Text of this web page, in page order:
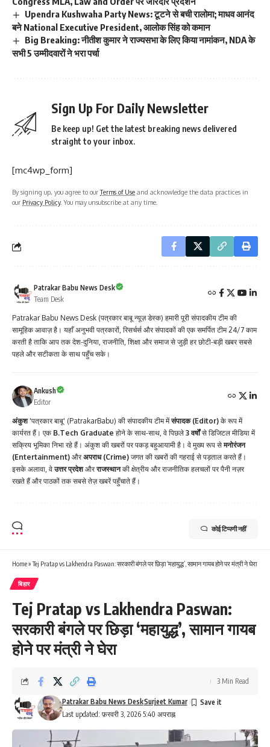
Upendra Kushwaha Party News: टूटने से बची रालोमा; माधव आनंद
बने National Executive President, आलोक सिंह को कमान
Big Breaking: नीतीश कुमार ने राज्यसभा के लिए किया नामांकन, NDA के
सभी 5 उम्मीदवारों ने भरा पर्चा
Sign Up For Daily Newsletter
Be keep up! Get the latest breaking news delivered
straight to your inbox.
[mc4wp_form]
By signing up, you agree to ourTerms of Use and acknowledge the data practices in
our Privacy Policy. You may unsubscribe at any time.
Patrakar Babu News Desk
Team Desk
Patrakar Babu News Desk (पत्रकार बाबू न्यूज़ डेस्क) हमारी पूरी संपादकीय टीम की
सामूहिक आवाज़ है। यहाँ अनुभवी पत्रकारों, रिसर्चर्स और संपादकों की एक समर्पित टीम 24/7 काम
करती है ताकि आप तक देश-दुनिया, राजनीति, शिक्षा और समाज से जुड़ी हर छोटी-बड़ी खबर सबसे
पहले और सटीकता के साथ पहुँच सके।
Ankush
Editor
अंकुश'पत्रकार बाबू' (PatrakarBabu) की संपादकीय टीम मेंसंपादक (Editor) के रूप में
कार्यरत हैं। एक B.Tech Graduate होने के साथ-साथ, वे पिछले 3 वर्षोंसे डिजिटल मीडिया में
सक्रिय भूमिका निभा रहे हैं। अंकुश की खबरों पर पकड़ बहुआयामी है। वे मुख्य रूप से मनोरंजन
(Entertainment) औरअपराध (Crime) जगत की खबरों की गहराई से पड़ताल करते हैं।
इसके अलावा, वे उत्तर प्रदेशऔरराजस्थानकी क्षेत्रीय और राजनीतिक हलचलों पर पैनी नज़र
रखते हैं और पाठकों तक सबसे तेज़ खबरें पहुँचाते हैं।
कोई टिप्पणी नहीं
Home»Tej Pratap vs Lakhendra Paswan: सरकारी बंगले पर छिड़ा ‘महायुद्ध’, सामान गायब होने पर मंत्री ने घेरा
बिहार
Tej Pratap vs Lakhendra Paswan:
सरकारी बंगले पर छिड़ा ‘महायुद्ध’, सामान गायब
होने पर मंत्री ने घेरा
Last updated: फ़रवरी 3, 2026 5:40 अपराह्न
Patrakar Babu News DeskSurjeet Kumar
3 Min Read